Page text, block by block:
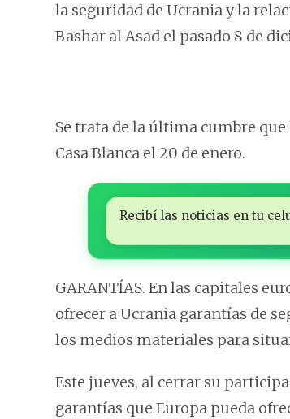
la seguridad de Ucrania y la
Bashar al Asad el pasado 8 de
Se trata de la última cumbre
Casa Blanca el 20 de enero.
Recibí las noticias en tu
GARANTÍAS. En las capitales
ofrecer a Ucrania garantías de
los medios materiales para
Este jueves, al cerrar su
garantías que Europa pueda